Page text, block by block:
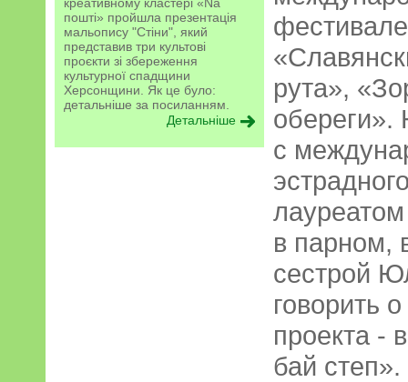
пошті» пройшла презентація
мальопису "Стіни", який
представив три культові
проєкти зі збереження
культурної спадщини
Херсонщини. Як це було:
детальніше за посиланням.
Детальніше
рута»,
обереги».
с
в парном,
сестрой
говорить
проекта -
бай степ».